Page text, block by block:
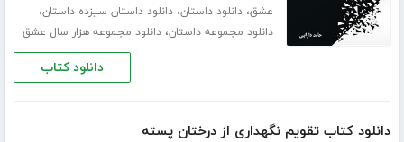
عشق،دانلود داستان،دانلود داستان سیزده داستان،
دانلود مجموعه داستان،دانلود مجموعه هزار سال عشق
دانلود کتاب
دانلود کتاب تقویم نگهداری از درختان پسته